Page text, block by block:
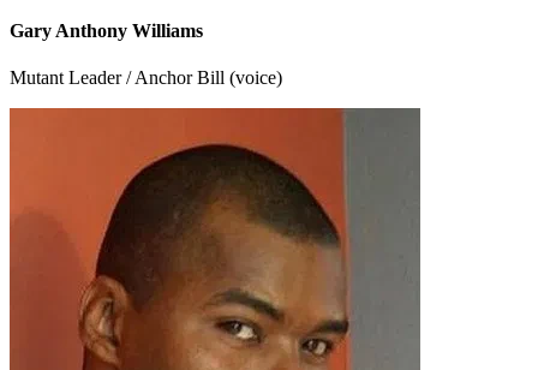
Gary Anthony Williams
Mutant Leader / Anchor Bill (voice)